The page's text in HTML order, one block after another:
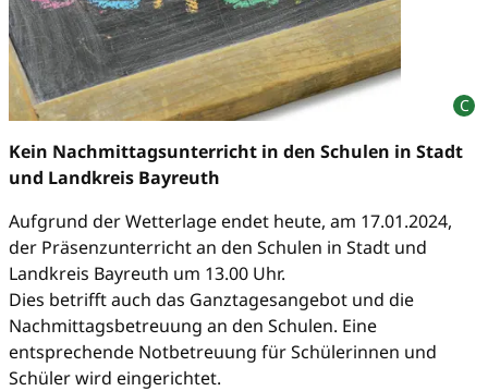
Kein Nachmittagsunterricht in den Schulen in Stadt
und Landkreis Bayreuth
Aufgrund der Wetterlage endet heute, am 17.01.2024,
der Präsenzunterricht an den Schulen in Stadt und
Landkreis Bayreuth um 13.00 Uhr.
Dies betrifft auch das Ganztagesangebot und die
Nachmittagsbetreuung an den Schulen. Eine
entsprechende Notbetreuung für Schülerinnen und
Schüler wird eingerichtet.